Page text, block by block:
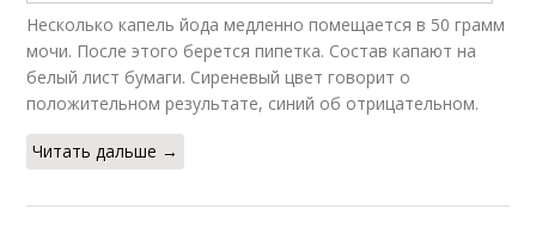
Несколько капель йода медленно помещается в 50 грамм
мочи. После этого берется пипетка. Состав капают на
белый лист бумаги. Сиреневый цвет говорит о
положительном результате, синий об отрицательном.
Читать дальше →